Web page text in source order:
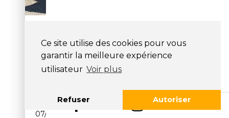
Ce site utilise des cookies pour vous
garantir la meilleure expérience
utilisateur Voir plus
Refuser Autoriser
V8 329PS AUTOMATIK
14 900€
Essence
07/2009 329 CH (242 kW)